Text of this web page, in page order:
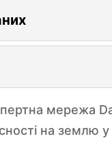
мережа
на землю